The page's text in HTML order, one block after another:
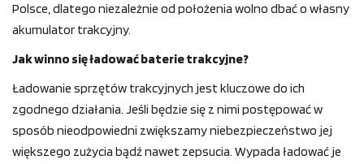
Polsce, dlatego niezależnie od położenia wolno dbać o własny
akumulator trakcyjny.
Jak winno się ładować baterie trakcyjne?
Ładowanie sprzętów trakcyjnych jest kluczowe do ich
zgodnego działania. Jeśli będzie się z nimi postępować w
sposób nieodpowiedni zwiększamy niebezpieczeństwo jej
większego zużycia bądź nawet zepsucia. Wypada ładować je